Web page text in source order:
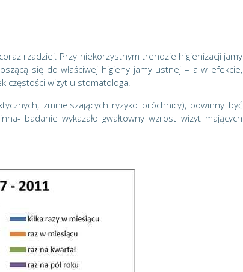
rzadziej. Przy niekorzystnym trendzie higienizacji jamy
się do właściwej higieny jamy ustnej – a w efekcie,
częstości wizyt u stomatologa.
zmniejszających ryzyko próchnicy), powinny być
badanie wykazało gwałtowny wzrost wizyt mających